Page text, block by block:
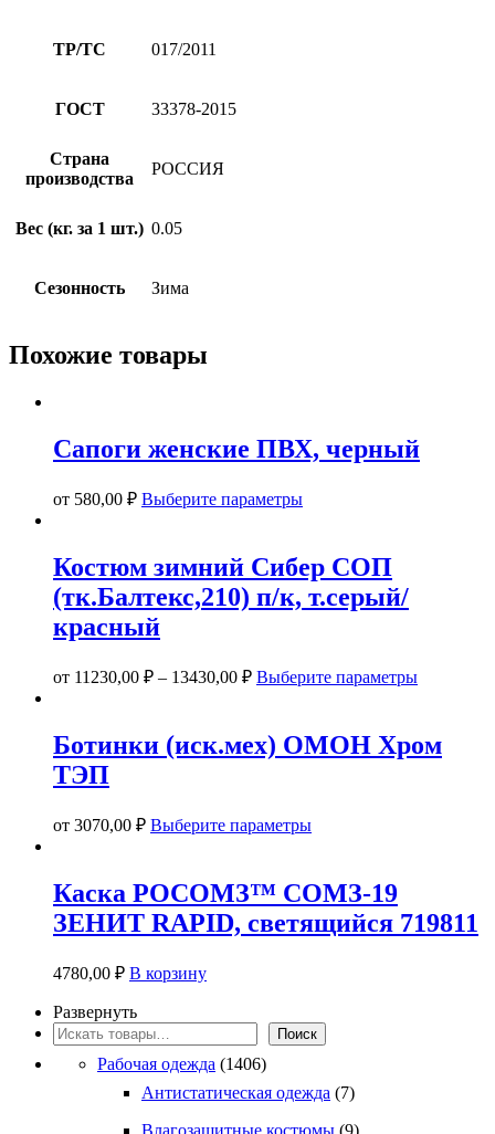
ТР/ТС 017/2011
ГОСТ 33378-2015
Страна
производства
РОССИЯ
Вес (кг. за 1 шт.) 0.05
Сезонность Зима
Похожие товары
Сапоги женские ПВХ, черный
от 580,00 ₽ Выберите параметрыЭтот
несколько
вариаций.
Опции
можно
странице
Костюм зимний Сибер СОП
(тк.Балтекс,210) п/к, т.серый/
красный
от 11230,00 ₽ – 13430,00 ₽ Выберите параметрыЭтот
вариаций.
Ботинки (иск.мех) ОМОН Хром
ТЭП
от 3070,00 ₽ Выберите параметрыЭтот
несколько
вариаций.
Опции
можно
товара.
Каска РОСОМЗ™ СОМЗ-19
ЗЕНИТ RAPID, светящийся 719811
4780,00 ₽ В корзину
Развернуть
Поиск
Поиск
Рабочая одежда (1406)
Антистатическая одежда (7)
Влагозащитные костюмы (9)